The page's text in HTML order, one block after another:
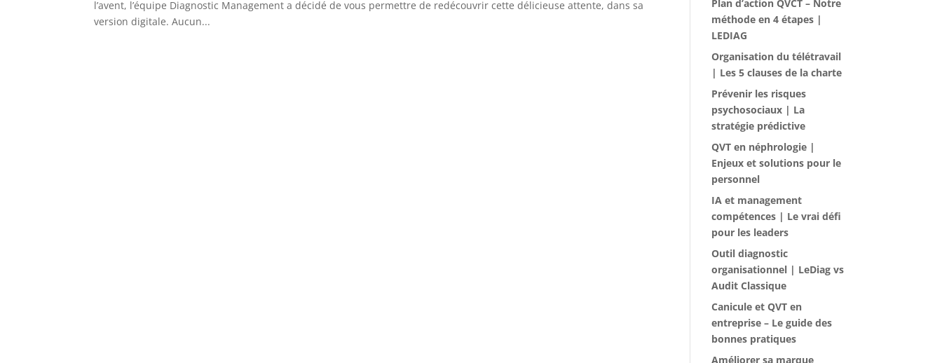
l’avent, l’équipe Diagnostic Management a décidé de vous permettre de redécouvrir cette délicieuse attente, dans sa
version digitale. Aucun...
Plan d’action QVCT – Notre
méthode en 4 étapes |
LEDIAG
Organisation du télétravail
| Les 5 clauses de la charte
Prévenir les risques
psychosociaux | La
stratégie prédictive
QVT en néphrologie |
Enjeux et solutions pour le
personnel
IA et management
compétences | Le vrai défi
pour les leaders
Outil diagnostic
organisationnel | LeDiag vs
Audit Classique
Canicule et QVT en
entreprise – Le guide des
bonnes pratiques
Améliorer sa marque